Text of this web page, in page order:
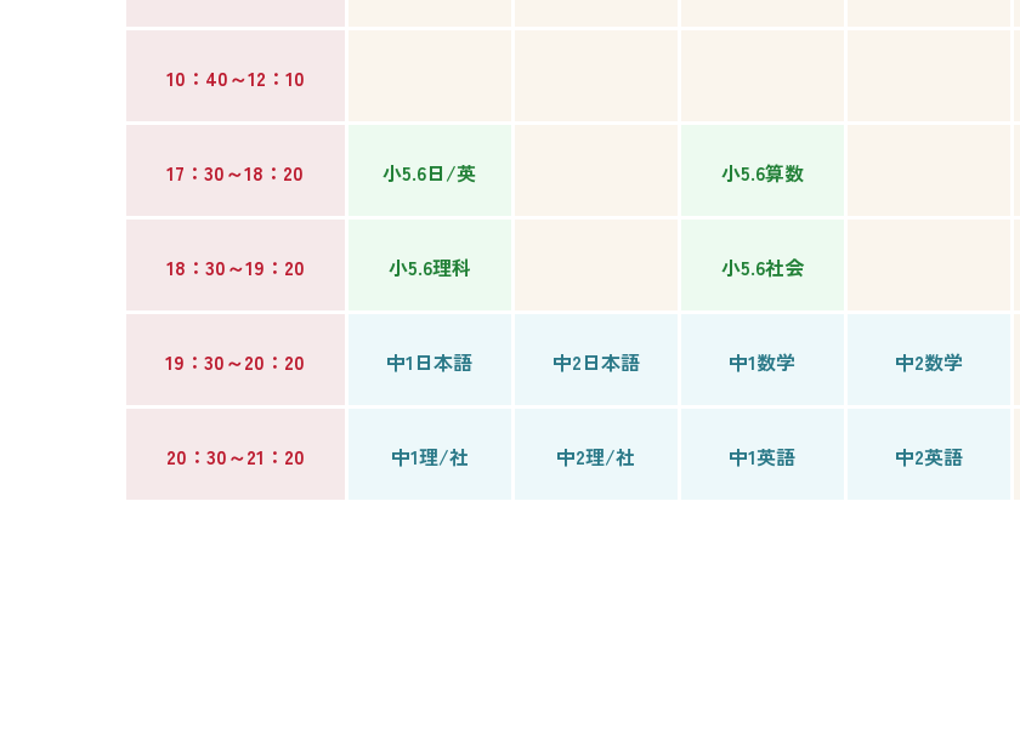
10：40～12：10
17：30～18：20 小5.6日/英 小5.6算数
18：30～19：20 小5.6理科 小5.6社会
19：30～20：20 中1日本語 中2日本語 中1数学 中2数学
20：30～21：20 中1理/社 中2理/社 中1英語 中2英語